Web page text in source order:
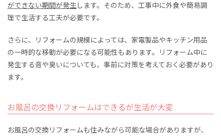
ができない期間が発生します。そのため、工事中に外食や簡易調
理で生活する工夫が必要です。
さらに、リフォームの規模によっては、家電製品やキッチン用品
の一時的な移動が必要になる可能性もあります。リフォーム中に
発生する音や臭いについても、事前に対策を考えておく必要があり
ます。
お風呂の交換リフォームはできるが生活が大変
お風呂の交換リフォームも住みながら可能な場合がありますが、